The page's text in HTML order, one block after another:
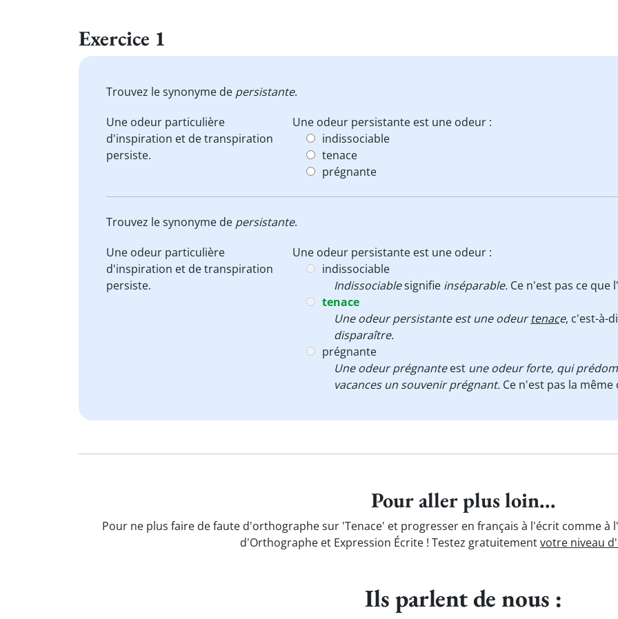
Exercice 1
Trouvez le synonyme de persistante.
Une odeur particulière
d'inspiration et de transpiration
persiste.
Une odeur persistante est une odeur :
indissociable
tenace
prégnante
Trouvez le synonyme de persistante.
Une odeur particulière
d'inspiration et de transpiration
persiste.
Une odeur persistante est une odeur :
indissociable
Indissociablesignifie inséparable. Ce n'est pas ce que
tenace
Une odeur persistante est une odeurtenace, c'est-à-
disparaître.
prégnante
Une odeur prégnanteest une odeur forte, qui
vacances un souvenir prégnant. Ce n'est pas la
Pour aller plus loin...
Pour ne plus faire de faute d'orthographe sur 'Tenace' et progresser en français à l'écrit comme à
d'Orthographe et Expression Écrite ! Testez gratuitementvotre niveau
Ils parlent de nous :